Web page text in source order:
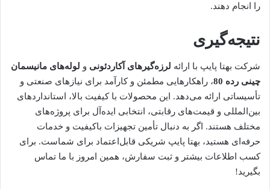
را انجام دهند.
نتیجه‌گیری
شرکت بهتا پایپ با ارائه لرزه‌گیرهای آکاردئونی و لوله‌های مانیسمان
چینی رده 80
، راهکارهایی مطمئن و کارآمد برای نیازهای صنعتی و
تأسیساتی ارائه می‌دهد. این محصولات با کیفیت بالا، استانداردهای
بین‌المللی و قیمت‌های رقابتی، انتخابی ایده‌آل برای پروژه‌های
مختلف هستند. اگر به دنبال تأمین تجهیزات باکیفیت و خدمات
حرفه‌ای هستید، بهتا پایپ شریکی قابل‌اعتماد برای شماست. برای
کسب اطلاعات بیشتر و ثبت سفارش، همین امروز با ما تماس
بگیرید!